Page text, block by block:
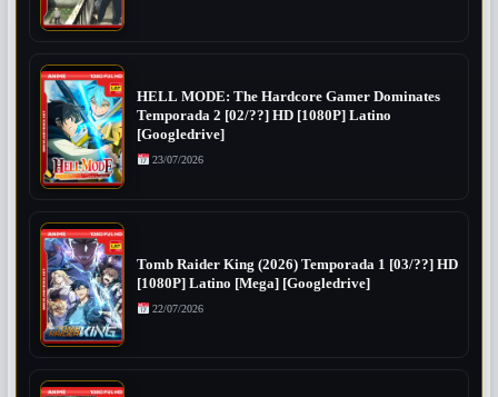
HELL MODE: The Hardcore Gamer Dominates
Temporada 2 [02/??] HD [1080P] Latino
[Googledrive]
23/07/2026
Tomb Raider King (2026) Temporada 1 [03/??] HD
[1080P] Latino [Mega] [Googledrive]
22/07/2026